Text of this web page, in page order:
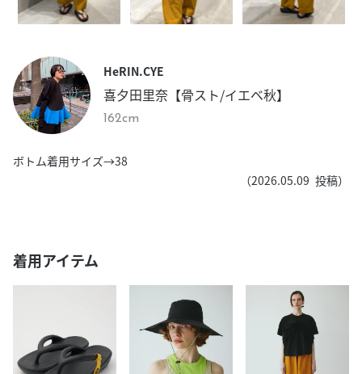
HeRIN.CYE
喜夕田里奈【骨スト/イエベ秋】
162cm
ボトム着用サイズ→38
（2026.05.09 投稿）
着用アイテム